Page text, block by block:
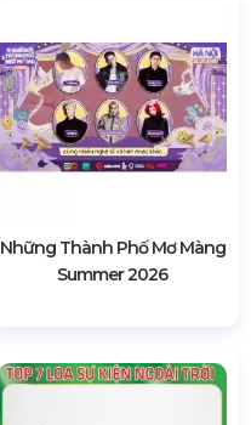
Những Thành Phố Mơ Màng
Summer 2026